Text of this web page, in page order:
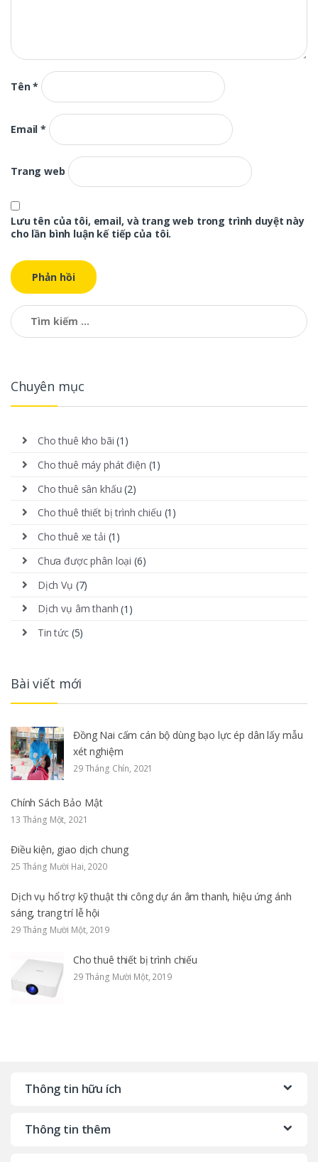
Tên*
Email*
Trang web
Lưu tên của tôi, email, và trang web trong trình duyệt này
cho lần bình luận kế tiếp của tôi.
Tìm kiếm cho:
Chuyên mục
Cho thuê kho bãi (1)
Cho thuê máy phát điện (1)
Cho thuê sân khấu (2)
Cho thuê thiết bị trình chiếu (1)
Cho thuê xe tải (1)
Chưa được phân loại (6)
Dịch Vụ (7)
Dịch vụ âm thanh (1)
Tin tức(5)
Bài viết mới
Đồng Nai cấm cán bộ dùng bạo lực ép dân lấy mẫu
xét nghiệm
29 Tháng Chín, 2021
Chính Sách Bảo Mật
13 Tháng Một, 2021
Điều kiện, giao dịch chung
25 Tháng Mười Hai, 2020
Dịch vụ hổ trợ kỹ thuật thi công dự án âm thanh, hiệu ứng ánh
sáng, trang trí lễ hội
29 Tháng Mười Một, 2019
Cho thuê thiết bị trình chiếu
29 Tháng Mười Một, 2019
Thông tin hữu ích
Thông tin thêm